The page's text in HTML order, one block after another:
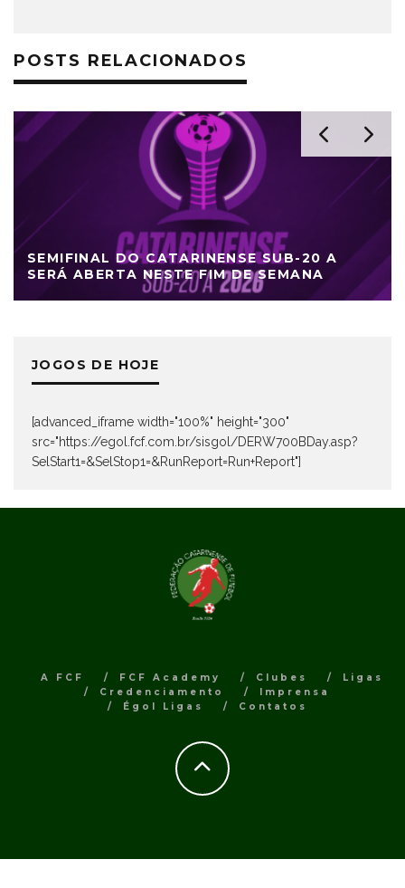
POSTS RELACIONADOS
SEMIFINAL DO CATARINENSE SUB-20 A
SERÁ ABERTA NESTE FIM DE SEMANA
JOGOS DE HOJE
[advanced_iframe width="100%" height="300"
src="https://egol.fcf.com.br/sisgol/DERW700BDay.asp?
SelStart1=&SelStop1=&RunReport=Run+Report"]
A FCF FCF Academy Clubes
Ligas
Credenciamento
Imprensa
Égol Ligas
Contatos